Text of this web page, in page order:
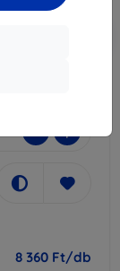
- +
8 360 Ft/db